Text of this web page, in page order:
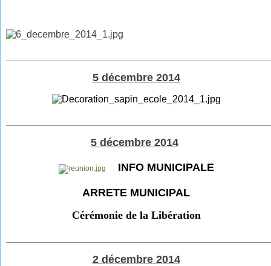
5 décembre 2014
5 décembre 2014
INFO MUNICIPALE
ARRETE MUNICIPAL
Cérémonie de la Libération
2 décembre 2014